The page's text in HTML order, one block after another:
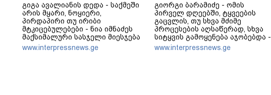
გიგა ავალიანის დედა - საქმეში
არის მყარი, ნოყიერი,
პირდაპირი თუ ირიბი
მტკიცებულებები - ნია იმნაძეს
მაქსიმალური სასჯელი მიესჯება
- ჩვენ ნია იმნაძეს არ ვედავებით
იმას, რომ ეუბნება: “წადი,
www.interpressnews.ge
გიორგი ბარამიძე - ომის
პირველ დღეებში, ტყვეების
გაცვლის, თუ სხვა მძიმე
პროცესების აღსაწერად, სხვა
სიტყვის გამოყენება აჯობებდა -
არასდროს მითქვამს, რომ
ჩვენები ხელებაწეულს ან
www.interpressnews.ge